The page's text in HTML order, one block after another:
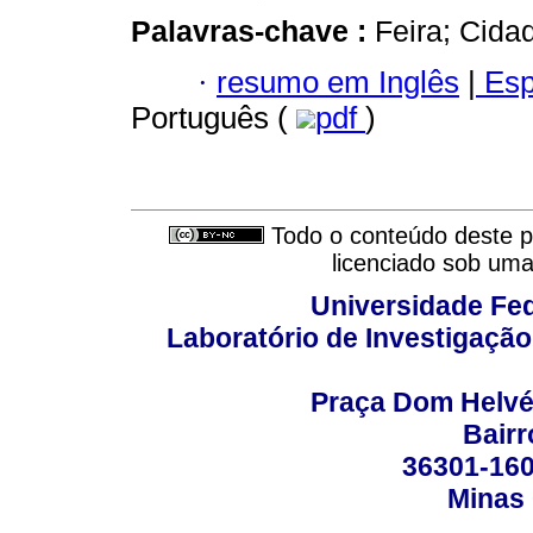
Palavras-chave : Feira;
· resumo em Inglês |
Português (
pdf )
Todo o conteúdo deste
licenciado sob
Universidade
Laboratório de
Praça Dom
36301-
Minas